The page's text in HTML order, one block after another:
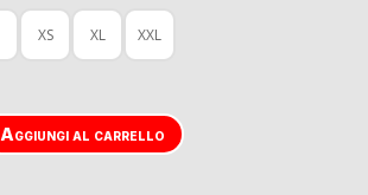
XS XL XXL
Aggiungi al carrello